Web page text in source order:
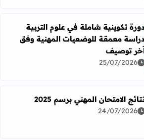
عن دورة تكوينية شاملة في علوم التربية
تكوينية شاملة في علوم التربية
دراسة معمقة للوضعيات المهنية وفق
توصيف
25/07/2026
نتائج الامتحان المهني برسم 2025
الامتحان المهني برسم 2025
24/07/2026